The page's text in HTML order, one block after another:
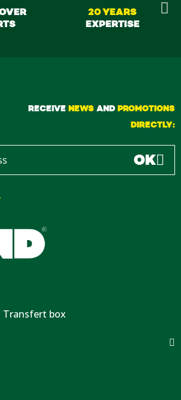
20 YEARS
EXPERTISE
RECEIVE NEWSAND PROMOTIONS
DIRECTLY:
OK
Transfert box